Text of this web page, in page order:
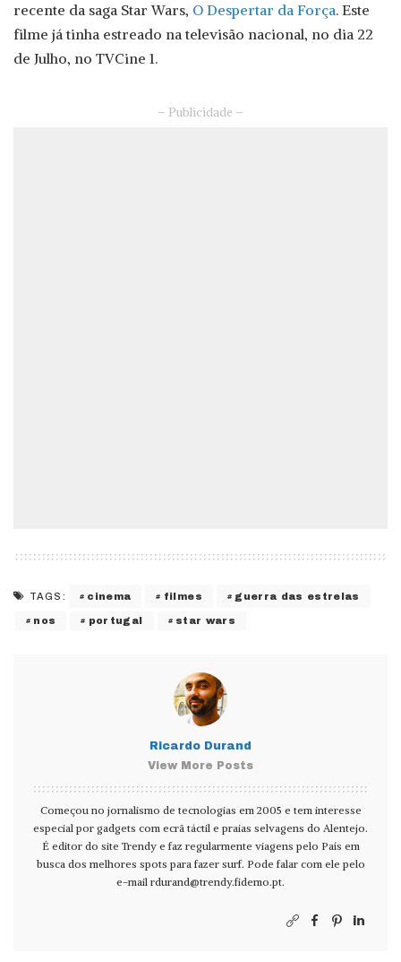
recente da saga Star Wars, O Despertar da Força. Este
filme já tinha estreado na televisão nacional, no dia 22
de Julho, no TVCine 1.
– Publicidade –
TAGS: cinema filmes guerra das estrelas
nos portugal star wars
Ricardo Durand
View More Posts
Começou no jornalismo de tecnologias em 2005 e tem interesse
especial por gadgets com ecrã táctil e praias selvagens do Alentejo.
É editor do site Trendy e faz regularmente viagens pelo País em
busca dos melhores spots para fazer surf. Pode falar com ele pelo
e-mail rdurand@trendy.fidemo.pt.